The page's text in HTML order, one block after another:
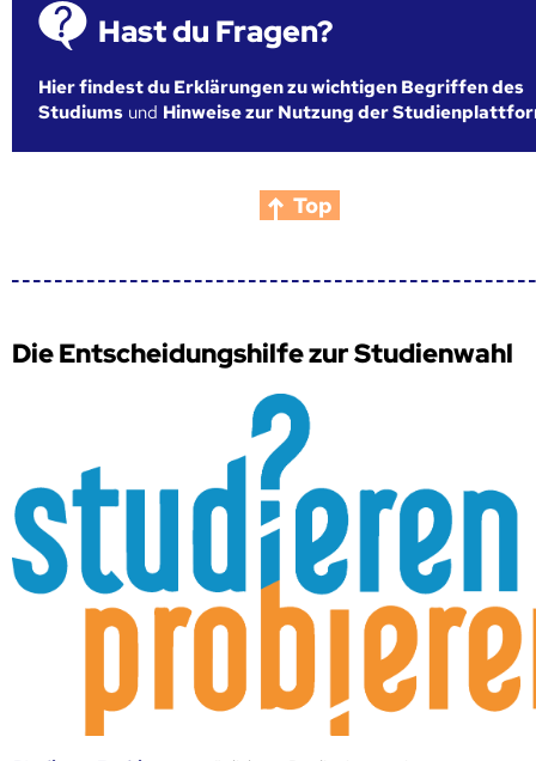
Hast du Fragen?
Hier findest du Erklärungen zu wichtigen Begriffen des
Studiums und Hinweise zur Nutzung der
Top
Die Entscheidungshilfe zur Studienwahl